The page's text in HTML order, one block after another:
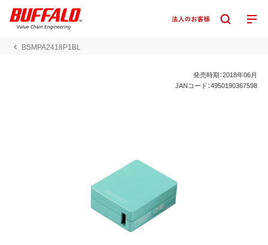
BSMPA2418P1BL
発売時期：2018年06月
JANコード：4950190367598